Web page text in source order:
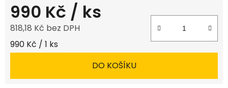
990 Kč / ks
818,18 Kč bez DPH
Měrná cena:
990 Kč / 1 ks
DO KOŠÍKU